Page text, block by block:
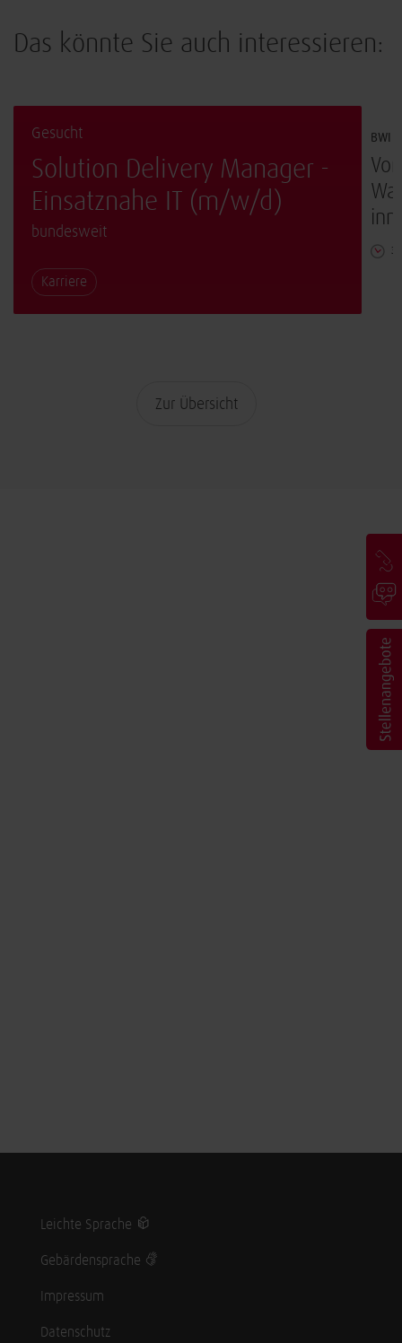
Das könnte Sie auch interessieren:
Gesucht
Solution Delivery Manager -
Einsatznahe IT (m/w/d)
bundesweit
Karriere
BWI
3
Zur Übersicht
Leichte Sprache
Gebärdensprache
Impressum
Datenschutz